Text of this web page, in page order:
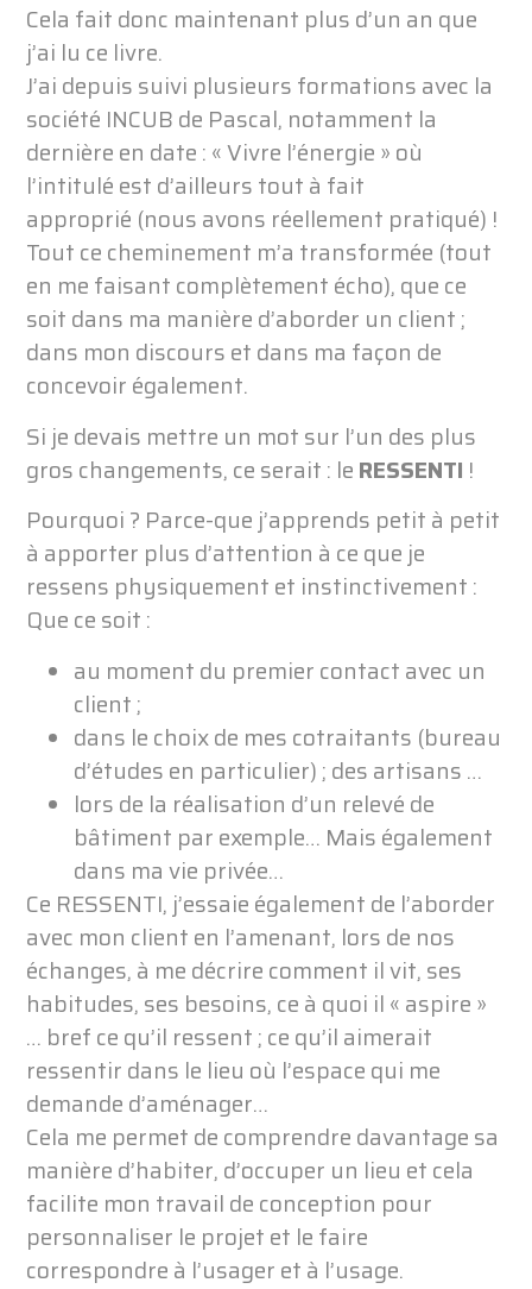
Cela fait donc maintenant plus d’un an que
j’ai lu ce livre.
J’ai depuis suivi plusieurs formations avec la
société INCUB de Pascal, notamment la
dernière en date : « Vivre l’énergie » où
l’intitulé est d’ailleurs tout à fait
approprié (nous avons réellement pratiqué) !
Tout ce cheminement m’a transformée (tout
en me faisant complètement écho), que ce
soit dans ma manière d’aborder un client ;
dans mon discours et dans ma façon de
concevoir également.
Si je devais mettre un mot sur l’un des plus
gros changements, ce serait : le RESSENTI !
Pourquoi ? Parce-que j’apprends petit à petit
à apporter plus d’attention à ce que je
ressens physiquement et instinctivement :
Que ce soit :
au moment du premier contact avec un
client ;
dans le choix de mes cotraitants (bureau
d’études en particulier) ; des artisans …
lors de la réalisation d’un relevé de
bâtiment par exemple… Mais également
dans ma vie privée…
Ce RESSENTI, j’essaie également de l’aborder
avec mon client en l’amenant, lors de nos
échanges, à me décrire comment il vit, ses
habitudes, ses besoins, ce à quoi il « aspire »
… bref ce qu’il ressent ; ce qu’il aimerait
ressentir dans le lieu où l’espace qui me
demande d’aménager…
Cela me permet de comprendre davantage sa
manière d’habiter, d’occuper un lieu et cela
facilite mon travail de conception pour
personnaliser le projet et le faire
correspondre à l’usager et à l’usage.